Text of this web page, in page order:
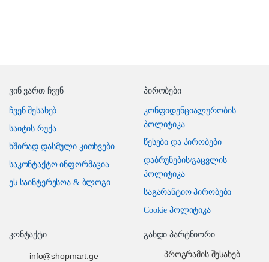
ვინ ვართ ჩვენ
ჩვენ შესახებ
საიტის რუქა
ხშირად დასმული კითხვები
საკონტაქტო ინფორმაცია
ეს საინტერესოა & ბლოგი
პირობები
კონფიდენციალურობის
პოლიტიკა
წესები და პირობები
დაბრუნების/გაცვლის
პოლიტიკა
საგარანტიო პირობები
Cookie პოლიტიკა
კონტაქტი
info@shopmart.ge
გახდი პარტნიორი
პროგრამის შესახებ